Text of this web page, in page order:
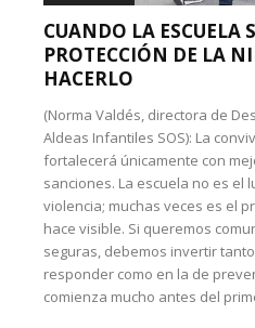
CUANDO LA ESCUELA
PROTECCIÓN DE LA
HACERLO
(Norma Valdés, directora de
Aldeas Infantiles SOS): La
fortalecerá únicamente con
sanciones. La escuela no es el
violencia; muchas veces es el
hace visible. Si queremos
seguras, debemos invertir
responder como en la de
comienza mucho antes del